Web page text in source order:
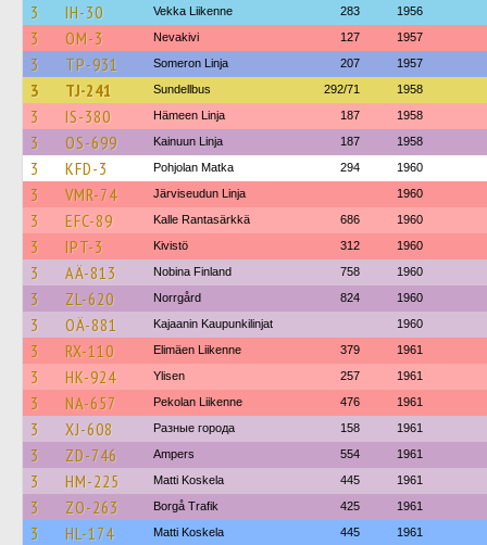
3 IH-30 Vekka Liikenne 283 1956
3 OM-3 Nevakivi 127 1957
3 TP-931 Someron Linja 207 1957
3 TJ-241 Sundellbus 292/71 1958
3 IS-380 Hämeen Linja 187 1958
3 OS-699 Kainuun Linja 187 1958
3 KFD-3 Pohjolan Matka 294 1960
3 VMR-74 Järviseudun Linja 1960
3 EFC-89 Kalle Rantasärkkä 686 1960
3 IPT-3 Kivistö 312 1960
3 AÄ-813 Nobina Finland 758 1960
3 ZL-620 Norrgård 824 1960
3 OÄ-881 Kajaanin Kaupunkilinjat 1960
3 RX-110 Elimäen Liikenne 379 1961
3 HK-924 Ylisen 257 1961
3 NA-657 Pekolan Liikenne 476 1961
3 XJ-608 Разные города 158 1961
3 ZD-746 Ampers 554 1961
3 HM-225 Matti Koskela 445 1961
3 ZO-263 Borgå Trafik 425 1961
3 HL-174 Matti Koskela 445 1961